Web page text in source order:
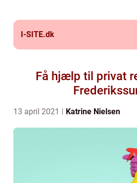
I-SITE.dk
Få hjælp til privat
13 april 2021 Katrine Nielsen